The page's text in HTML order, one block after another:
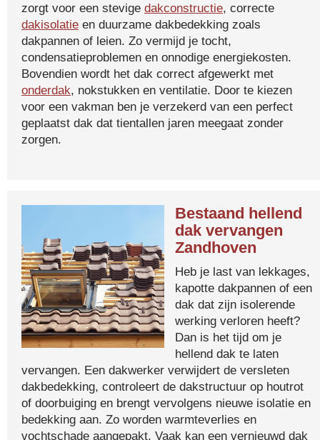
zorgt voor een stevige dakconstructie, correcte
dakisolatie en duurzame dakbedekking zoals
dakpannen of leien. Zo vermijd je tocht,
condensatieproblemen en onnodige energiekosten.
Bovendien wordt het dak correct afgewerkt met
onderdak, nokstukken en ventilatie. Door te kiezen
voor een vakman ben je verzekerd van een perfect
geplaatst dak dat tientallen jaren meegaat zonder
zorgen.
Bestaand hellend
dak vervangen
Zandhoven
Heb je last van lekkages,
kapotte dakpannen of een
dak dat zijn isolerende
werking verloren heeft?
Dan is het tijd om je
hellend dak te laten
vervangen. Een dakwerker verwijdert de versleten
dakbedekking, controleert de dakstructuur op houtrot
of doorbuiging en brengt vervolgens nieuwe isolatie en
bedekking aan. Zo worden warmteverlies en
vochtschade aangepakt. Vaak kan een vernieuwd dak